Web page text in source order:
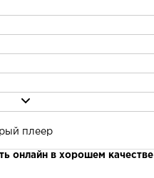
плеер
онлайн в хорошем качестве